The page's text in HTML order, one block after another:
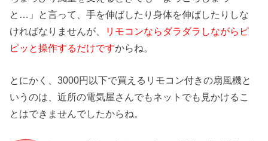
と…」と言って、手を伸ばしたり身体を伸ばしたりしな
ければなりませんが、
リモコンならダラダラしながらピ
ピッと操作するだけですからね。
とにかく、3000円以下で買えるリモコン付きの扇風機と
いうのは、近所の電気屋さんでもネットでも見かけるこ
とはできませんでしたからね。